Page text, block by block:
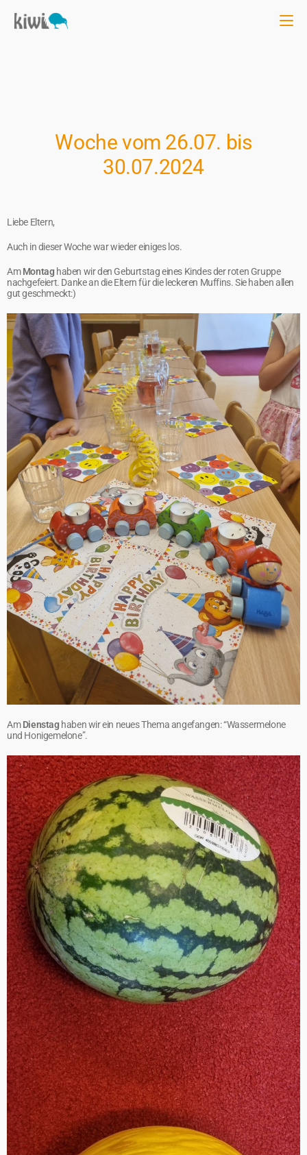
Woche vom 26.07. bis
30.07.2024
Liebe Eltern,
Auch in dieser Woche war wieder einiges los.
AmMontag haben wir den Geburtstag eines Kindes der roten Gruppe
nachgefeiert. Danke an die Eltern für die leckeren Muffins. Sie haben allen
gut geschmeckt:)
AmDienstag haben wir ein neues Thema angefangen: “Wassermelone
und Honigemelone”.